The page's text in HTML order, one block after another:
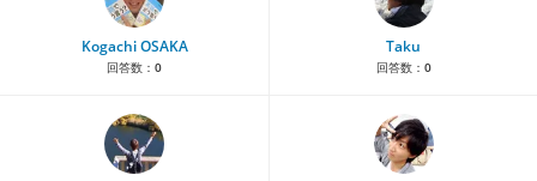
Kogachi OSAKA
回答数： 0
Taku
回答数： 0